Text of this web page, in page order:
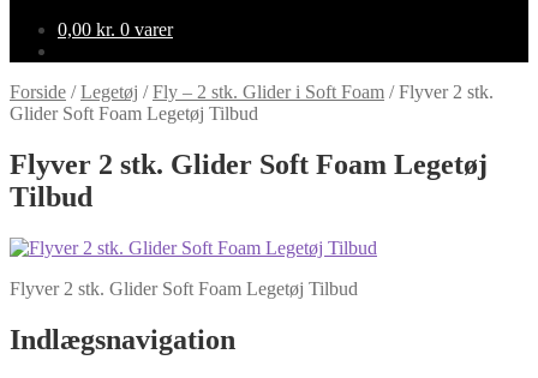
0,00 kr. 0 varer
Forside /Legetøj /Fly – 2 stk. Glider i Soft Foam /Flyver 2 stk.
Glider Soft Foam Legetøj Tilbud
Flyver 2 stk. Glider Soft Foam Legetøj
Tilbud
Flyver 2 stk. Glider Soft Foam Legetøj Tilbud
Indlægsnavigation